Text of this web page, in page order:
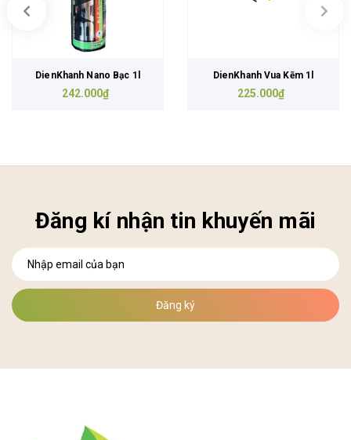
DienKhanh Nano Bạc 1l
242.000₫
DienKhanh Vua Kẽm 1l
225.000₫
Đăng kí nhận tin khuyến mãi
Đăng ký